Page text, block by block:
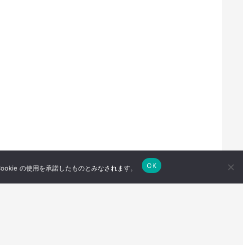
の使用を承諾したものとみなされます。 OK